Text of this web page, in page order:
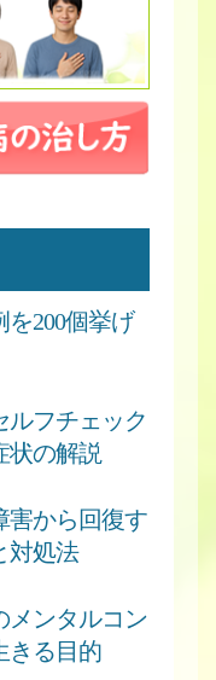
200個挙げ
ルフチェック
状の解説
害から回復す
対処法
メンタルコン
きる目的